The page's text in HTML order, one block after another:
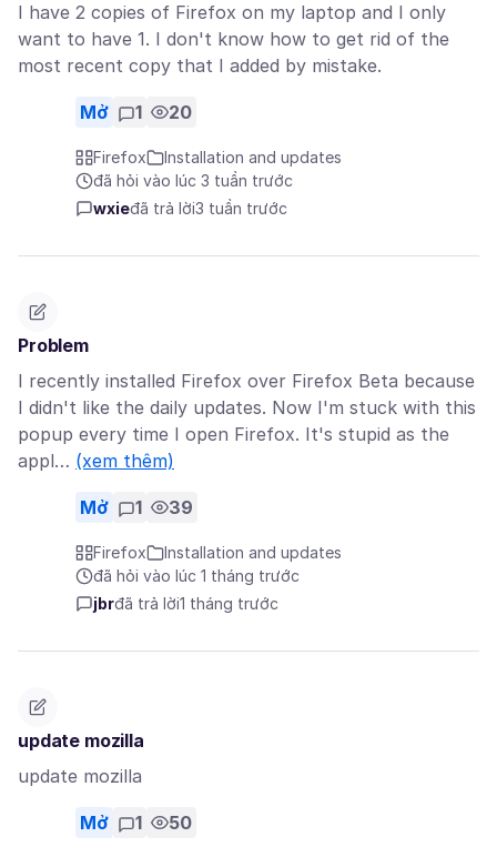
I have 2 copies of Firefox on my laptop and I only
want to have 1. I don't know how to get rid of the
most recent copy that I added by mistake.
Mở 1 20
Firefox
Installation and updates
đã hỏi vào lúc 3 tuần trước
wxieđã trả lời3 tuần trước
Problem
I recently installed Firefox over Firefox Beta because
I didn't like the daily updates. Now I'm stuck with this
popup every time I open Firefox. It's stupid as the
appl… (xem thêm)
Mở 1 39
Firefox
Installation and updates
đã hỏi vào lúc 1 tháng trước
jbrđã trả lời1 tháng trước
update mozilla
update mozilla
Mở 1 50